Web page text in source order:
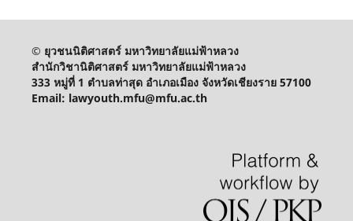
© ยุวชนนิติศาสตร์ มหาวิทยาลัยแม่ฟ้าหลวง
สำนักวิชานิติศาสตร์ มหาวิทยาลัยแม่ฟ้าหลวง
333 หมู่ที่ 1 ตำบลท่าสุด อำเภอเมือง จังหวัดเชียงราย 57100
Email: lawyouth.mfu@mfu.ac.th